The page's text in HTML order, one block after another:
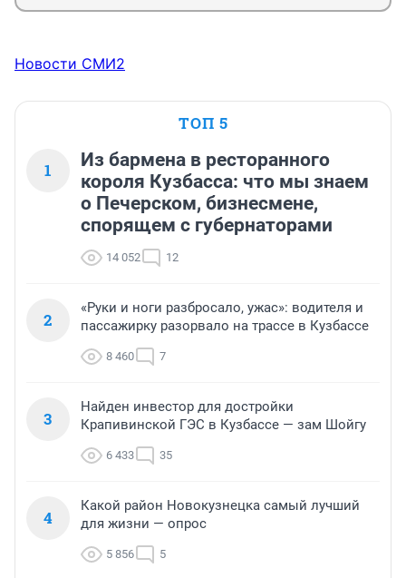
Новости СМИ2
ТОП 5
1
Из бармена в ресторанного
короля Кузбасса: что мы знаем
о Печерском, бизнесмене,
спорящем с губернаторами
14 052 12
2
«Руки и ноги разбросало, ужас»: водителя и
пассажирку разорвало на трассе в Кузбассе
8 460 7
3
Найден инвестор для достройки
Крапивинской ГЭС в Кузбассе — зам Шойгу
6 433 35
4
Какой район Новокузнецка самый лучший
для жизни — опрос
5 856 5